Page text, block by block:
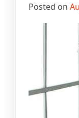
Posted on